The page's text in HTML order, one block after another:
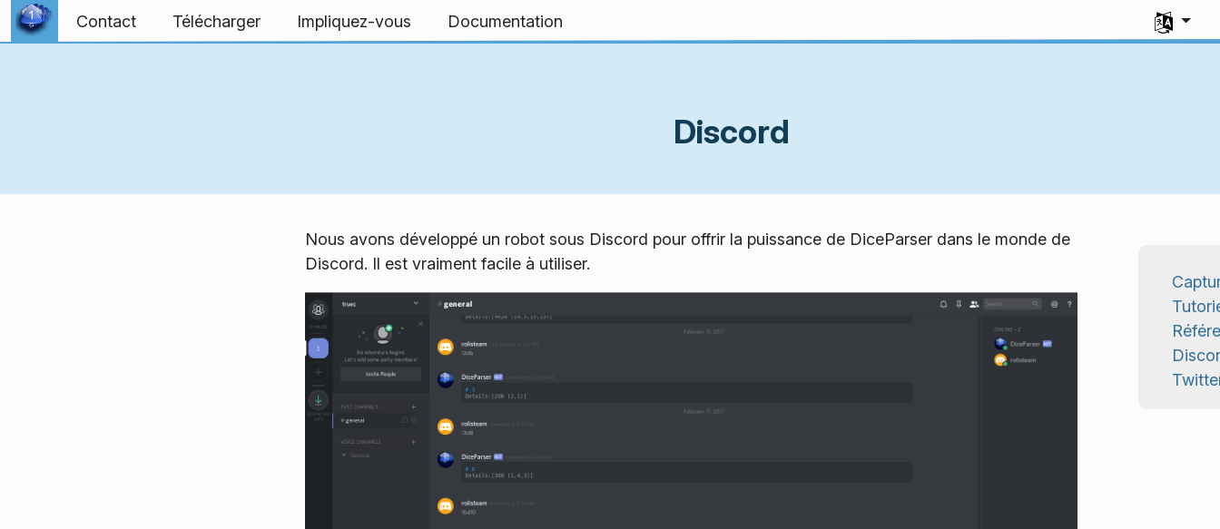
Aller directement au contenu
Contact Télécharger Impliquez-vous Documentation
Discord
Nous avons développé un robot sous Discord pour offrir la puissance de DiceParser dans le monde de
Discord. Il est vraiment facile à utiliser.